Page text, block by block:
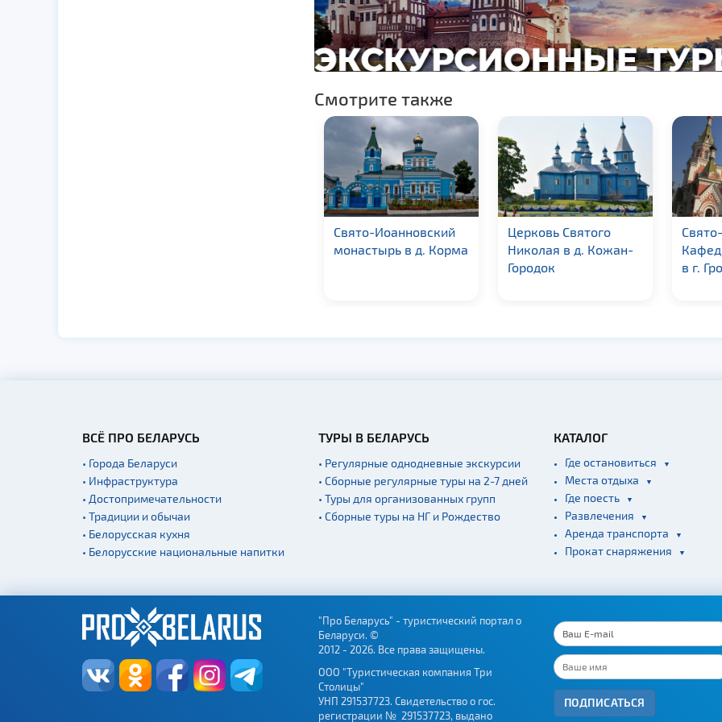
Смотрите также
Свято-Иоанновский
монастырь в д. Корма
Церковь Святого
Николая в д. Кожан-
Городок
в г.
ВСЁ ПРО БЕЛАРУСЬ
• Города Беларуси
• Инфраструктура
• Достопримечательности
• Традиции и обычаи
• Белорусская кухня
• Белорусские национальные напитки
ТУРЫ В БЕЛАРУСЬ
• Регулярные однодневные экскурсии
• Сборные регулярные туры на 2-7 дней
• Туры для организованных групп
• Сборные туры на НГ и Рождество
КАТАЛОГ
Где остановиться
Места отдыха
Где поесть
Развлечения
Аренда транспорта
Прокат снаряжения
"Про Беларусь" - туристический портал о
Беларуси. ©
2012 - 2026. Все права защищены.
ООО "Туристическая компания Три
Столицы"
УНП 291537723. Свидетельство о гос.
регистрации № 291537723, выдано
ПОДПИСАТЬСЯ